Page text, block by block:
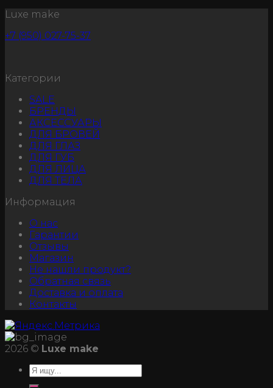
Luxe make
+7 (950) 027-75-37
Категории
SALE
БРЕНДЫ
АКСЕССУАРЫ
ДЛЯ БРОВЕЙ
ДЛЯ ГЛАЗ
ДЛЯ ГУБ
ДЛЯ ЛИЦА
ДЛЯ ТЕЛА
Информация
О нас
Гарантии
Отзывы
Магазин
Не нашли продукт?
Обратная связь
Доставка и оплата
Контакты
2026 © Luxe make